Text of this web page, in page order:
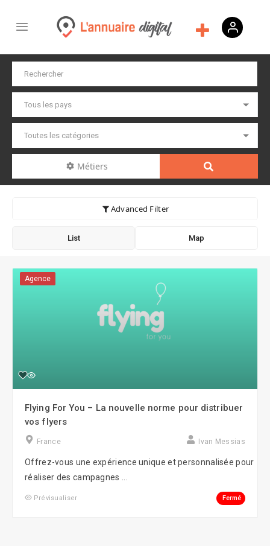
Métiers
Advanced Filter
List Map
Agence
Flying For You – La nouvelle norme pour distribuer
vos flyers
France Ivan Messias
Offrez-vous une expérience unique et personnalisée pour
réaliser des campagnes ...
Prévisualiser Fermé